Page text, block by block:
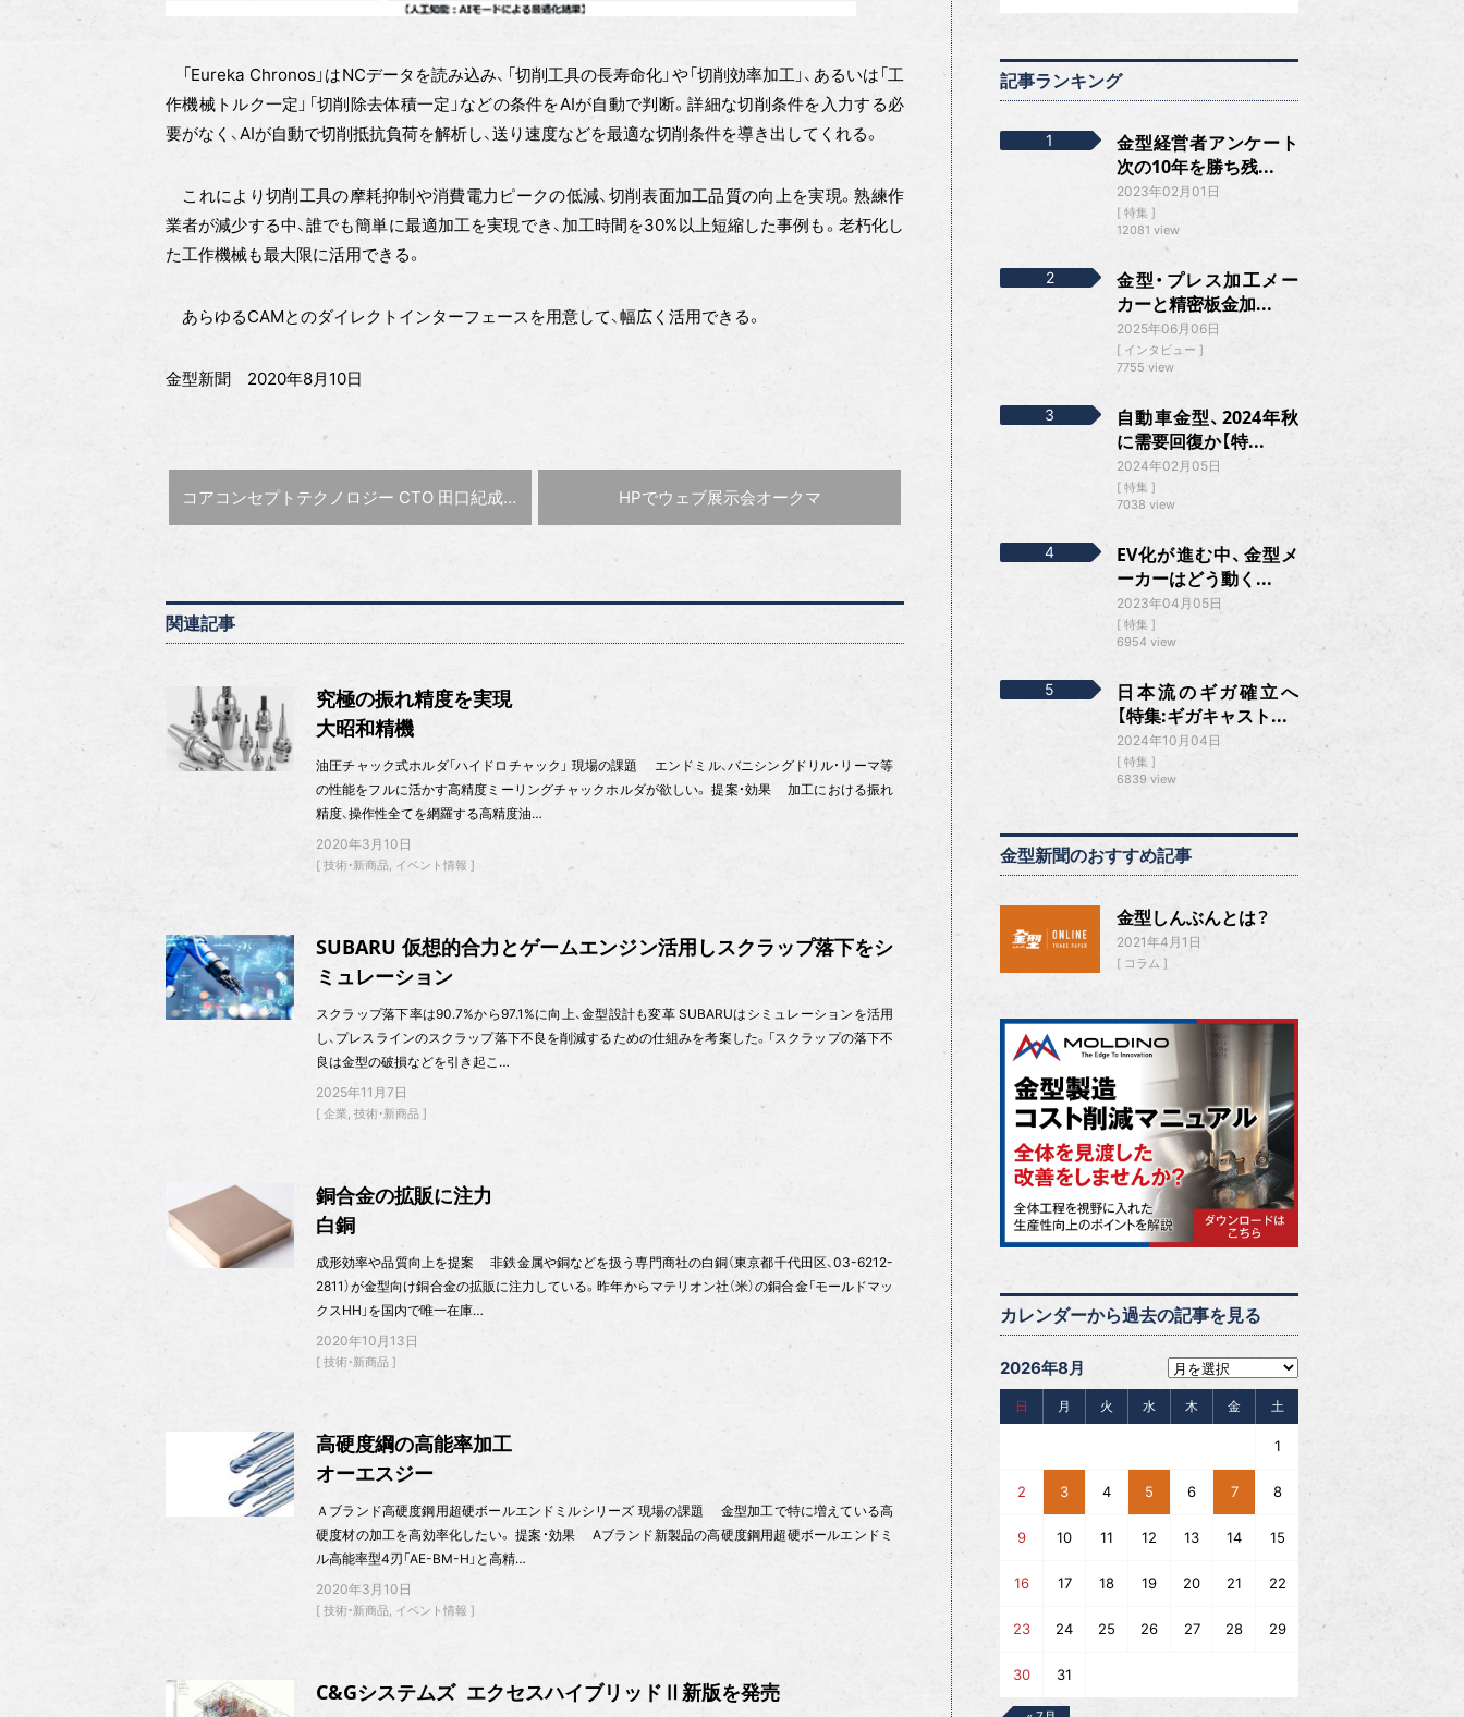
「Eureka Chronos」はNCデータを読み込み、「切削工具の長寿命化」や「切削効率加工」、あるいは「工
作機械トルク一定」「切削除去体積一定」などの条件をAIが自動で判断。詳細な切削条件を入力する必
要がなく、AIが自動で切削抵抗負荷を解析し、送り速度などを最適な切削条件を導き出してくれる。
これにより切削工具の摩耗抑制や消費電力ピークの低減、切削表面加工品質の向上を実現。熟練作
業者が減少する中、誰でも簡単に最適加工を実現でき、加工時間を30%以上短縮した事例も。老朽化し
た工作機械も最大限に活用できる。
あらゆるCAMとのダイレクトインターフェースを用意して、幅広く活用できる。
金型新聞 2020年8月10日
前の記事 :
コアコンセプトテクノロジー CTO 田口紀成氏に聞く 〜DXがなぜ必要か〜
次の記事 :
HPでウェブ展示会オークマ
関連記事
究極の振れ精度を実現
大昭和精機
油圧チャック式ホルダ「ハイドロチャック」 現場の課題 エンドミル、バニシングドリル・リーマ等
の性能をフルに活かす高精度ミーリングチャックホルダが欲しい。 提案・効果 加工における振れ
精度、操作性全てを網羅する高精度油…
2020年3月10日
技術・新商品 イベント情報
SUBARU 仮想的合力とゲームエンジン活用しスクラップ落下をシ
ミュレーション
スクラップ落下率は90.7%から97.1%に向上、金型設計も変革 SUBARUはシミュレーションを活用
し、プレスラインのスクラップ落下不良を削減するための仕組みを考案した。「スクラップの落下不
良は金型の破損などを引き起こ…
2025年11月7日
企業 技術・新商品
銅合金の拡販に注力
白銅
成形効率や品質向上を提案 非鉄金属や銅などを扱う専門商社の白銅（東京都千代田区、03-6212-
2811）が金型向け銅合金の拡販に注力している。昨年からマテリオン社（米）の銅合金「モールドマッ
クスHH」を国内で唯一在庫…
2020年10月13日
技術・新商品
高硬度綱の高能率加工
オーエスジー
Ａブランド高硬度鋼用超硬ボールエンドミルシリーズ 現場の課題 金型加工で特に増えている高
硬度材の加工を高効率化したい。 提案・効果 Aブランド新製品の高硬度鋼用超硬ボールエンドミ
ル高能率型4刃「AE-BM-H」と高精…
2020年3月10日
技術・新商品 イベント情報
C&Gシステムズ エクセスハイブリッドⅡ新版を発売
記事ランキング
金型経営者アンケート
次の10年を勝ち残...
2023年02月01日
特集
12081 view
金型・プレス加工メー
カーと精密板金加...
2025年06月06日
インタビュー
7755 view
自動車金型、2024年秋
に需要回復か【特...
2024年02月05日
特集
7038 view
EV化が進む中、金型メ
ーカーはどう動く...
2023年04月05日
特集
6954 view
日本流のギガ確立へ
【特集:ギガキャスト...
2024年10月04日
特集
6839 view
金型新聞のおすすめ記事
金型しんぶんとは？
2021年4月1日
コラム
カレンダーから過去の記事を見る
2026年8月
日 月 火 水 木 金 土
1
2 3 4 5 6 7 8
9 10 11 12 13 14 15
16 17 18 19 20 21 22
23 24 25 26 27 28 29
30 31